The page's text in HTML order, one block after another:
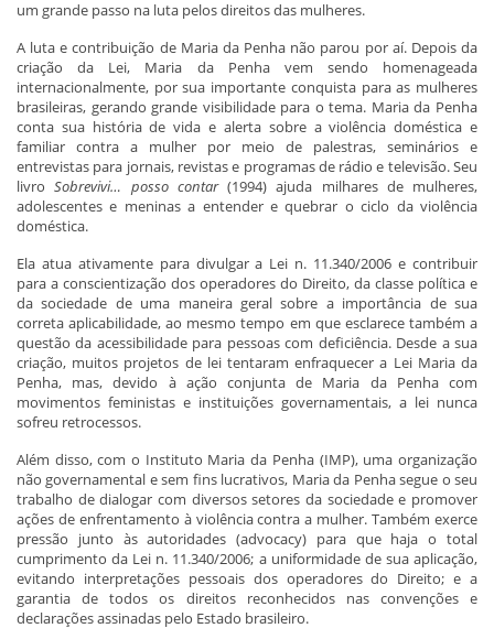
um grande passo na luta pelos direitos das mulheres.
A luta e contribuição de Maria da Penha não parou por aí. Depois da
criação da Lei, Maria da Penha vem sendo homenageada
internacionalmente, por sua importante conquista para as mulheres
brasileiras, gerando grande visibilidade para o tema. Maria da Penha
conta sua história de vida e alerta sobre a violência doméstica e
familiar contra a mulher por meio de palestras, seminários e
entrevistas para jornais, revistas e programas de rádio e televisão. Seu
livroSobrevivi… posso contar(1994) ajuda milhares de mulheres,
adolescentes e meninas a entender e quebrar o ciclo da violência
doméstica.
Ela atua ativamente para divulgar a Lei n. 11.340/2006 e contribuir
para a conscientização dos operadores do Direito, da classe política e
da sociedade de uma maneira geral sobre a importância de sua
correta aplicabilidade, ao mesmo tempo em que esclarece também a
questão da acessibilidade para pessoas com deficiência. Desde a sua
criação, muitos projetos de lei tentaram enfraquecer a Lei Maria da
Penha, mas, devido à ação conjunta de Maria da Penha com
movimentos feministas e instituições governamentais, a lei nunca
sofreu retrocessos.
Além disso, com o Instituto Maria da Penha (IMP), uma organização
não governamental e sem fins lucrativos, Maria da Penha segue o seu
trabalho de dialogar com diversos setores da sociedade e promover
ações de enfrentamento à violência contra a mulher. Também exerce
pressão junto às autoridades (advocacy) para que haja o total
cumprimento da Lei n. 11.340/2006; a uniformidade de sua aplicação,
evitando interpretações pessoais dos operadores do Direito; e a
garantia de todos os direitos reconhecidos nas convenções e
declarações assinadas pelo Estado brasileiro.